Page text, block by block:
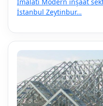
İstanbul Zeytinbur…